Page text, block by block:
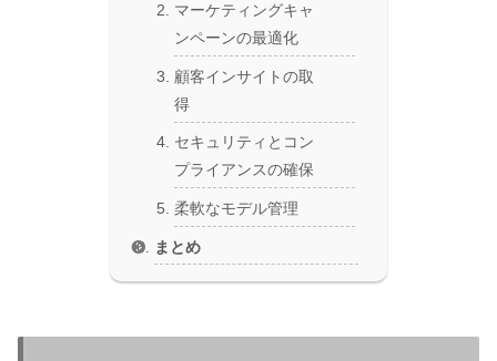
マーケティングキャ
ンペーンの最適化
顧客インサイトの取
得
セキュリティとコン
プライアンスの確保
柔軟なモデル管理
まとめ